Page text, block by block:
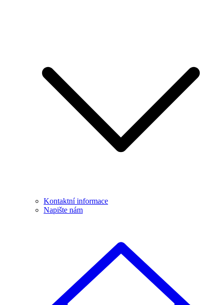
Kontaktní informace
Napište nám